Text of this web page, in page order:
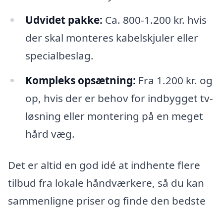
Udvidet pakke: Ca. 800-1.200 kr. hvis
der skal monteres kabelskjuler eller
specialbeslag.
Kompleks opsætning: Fra 1.200 kr. og
op, hvis der er behov for indbygget tv-
løsning eller montering på en meget
hård væg.
Det er altid en god idé at indhente flere
tilbud fra lokale håndværkere, så du kan
sammenligne priser og finde den bedste